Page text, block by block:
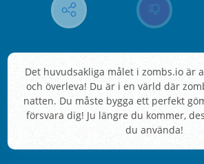
Det huvudsakliga målet i zombs.io är
och överleva! Du är i en värld där
natten. Du måste bygga ett perfekt
försvara dig! Ju längre du kommer,
du använda!